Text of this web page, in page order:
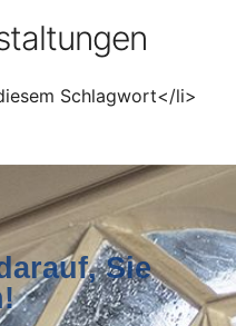
Schlagwort</li>
Sie